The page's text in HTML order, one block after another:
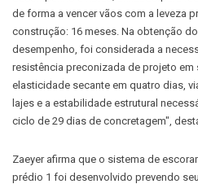
de forma a vencer vãos com a leveza
construção: 16 meses. Na obtenção
desempenho, foi considerada a
resistência preconizada de projeto
elasticidade secante em quatro dias,
lajes e a estabilidade estrutural
ciclo de 29 dias de concretagem",
Zaeyer afirma que o sistema de
prédio 1 foi desenvolvido prevendo